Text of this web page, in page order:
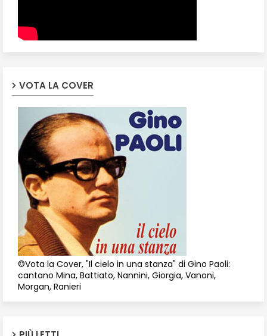
VOTA LA COVER
©Vota la Cover, "Il cielo in una stanza" di Gino Paoli:
cantano Mina, Battiato, Nannini, Giorgia, Vanoni,
Morgan, Ranieri